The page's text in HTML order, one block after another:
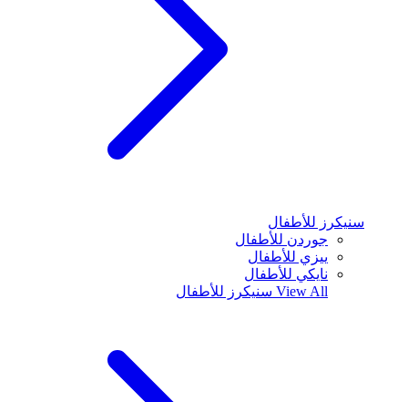
سنيكرز للأطفال
جوردن للأطفال
ييزي للأطفال
نايكي للأطفال
View All سنيكرز للأطفال